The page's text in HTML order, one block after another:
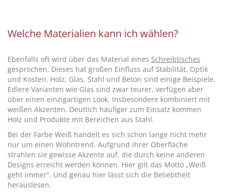
Welche Materialien kann ich wählen?
Ebenfalls oft wird über das Material eines Schreibtisches
gesprochen. Dieses hat großen Einfluss auf Stabilität, Optik
und Kosten. Holz, Glas, Stahl und Beton sind einige Beispiele.
Edlere Varianten wie Glas sind zwar teurer, verfügen aber
über einen einzigartigen Look. Insbesondere kombiniert mit
weißen Akzenten. Deutlich häufiger zum Einsatz kommen
Holz und Produkte mit Bereichen aus Stahl.
Bei der Farbe Weiß handelt es sich schon lange nicht mehr
nur um einen Wohntrend. Aufgrund ihrer Oberfläche
strahlen sie gewisse Akzente auf, die durch keine anderen
Designs erreicht werden können. Hier gilt das Motto „Weiß
geht immer“. Und genau hier lässt sich die Beliebtheit
herauslesen.